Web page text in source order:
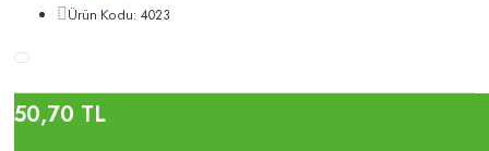
Ürün Kodu: 4023
50,70 TL